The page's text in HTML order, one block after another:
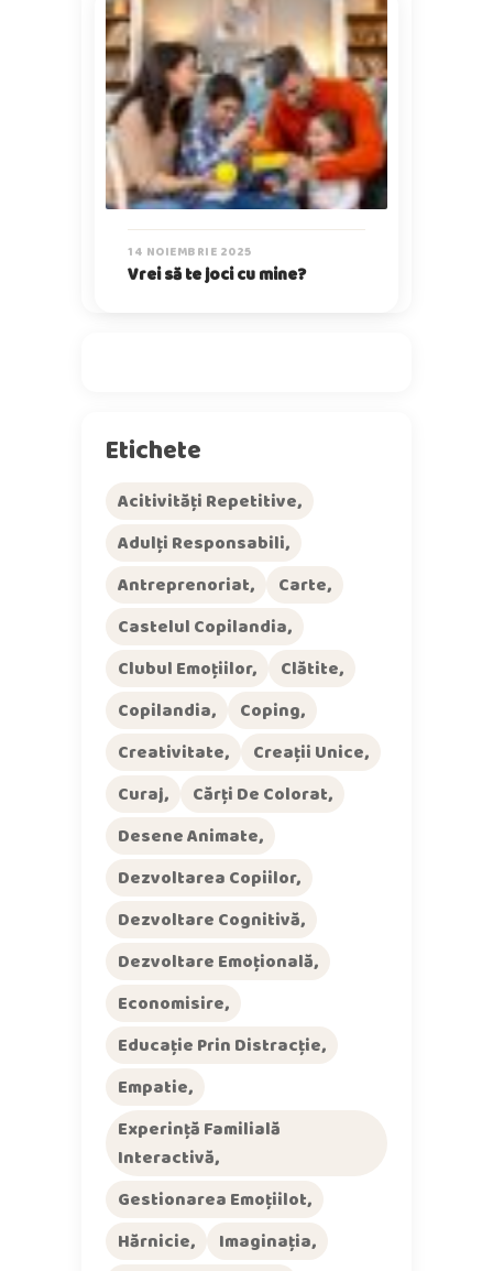
14 NOIEMBRIE 2025
Vrei să te joci cu mine?
Etichete
Acitivități Repetitive
Adulți Responsabili
Antreprenoriat
Carte
Castelul Copilandia
Clubul Emoțiilor
Clătite
Copilandia
Coping
Creativitate
Creații Unice
Curaj
Cărți De Colorat
Desene Animate
Dezvoltarea Copiilor
Dezvoltare Cognitivă
Dezvoltare Emoțională
Economisire
Educație Prin Distracție
Empatie
Experință Familială
Interactivă
Gestionarea Emoțiilot
Hărnicie
Imaginația